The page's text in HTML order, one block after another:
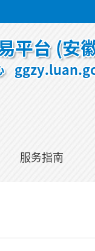
服务指南